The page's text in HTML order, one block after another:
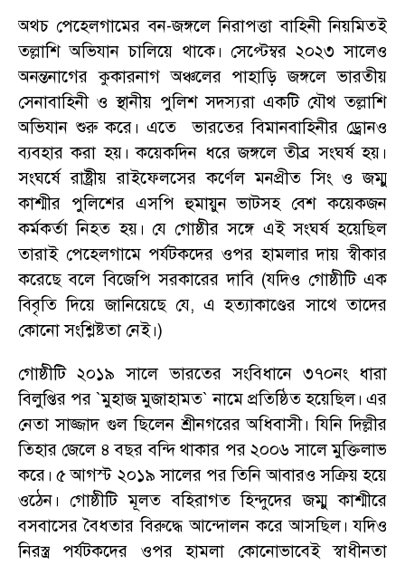
অথচ পেহেলগামের বন-জঙ্গলে নিরাপত্তা বাহিনী নিয়মিতই
তল্লাশি অভিযান চালিয়ে থাকে। সেপ্টেম্বর ২০২৩ সালেও
অনন্তনাগের কুকারনাগ অঞ্চলের পাহাড়ি জঙ্গলে ভারতীয়
সেনাবাহিনী ও স্থানীয় পুলিশ সদস্যরা একটি যৌথ তল্লাশি
অভিযান শুরু করে। এতে ভারতের বিমানবাহিনীর ড্রোনও
ব্যবহার করা হয়। কয়েকদিন ধরে জঙ্গলে তীব্র সংঘর্ষ হয়।
সংঘর্ষে রাষ্ট্রীয় রাইফেলসের কর্ণেল মনপ্রীত সিং ও জম্মু
কাশ্মীর পুলিশের এসপি হুমায়ুন ভাটসহ বেশ কয়েকজন
কর্মকর্তা নিহত হয়। যে গোষ্ঠীর সঙ্গে এই সংঘর্ষ হয়েছিল
তারাই পেহেলগামে পর্যটকদের ওপর হামলার দায় স্বীকার
করেছে বলে বিজেপি সরকারের দাবি (যদিও গোষ্ঠীটি এক
বিবৃতি দিয়ে জানিয়েছে যে,এ হত্যাকাণ্ডের সাথে তাদের
কোনো সংশ্লিষ্টতা নেই।)
গোষ্ঠীটি ২০১৯ সালে ভারতের সংবিধানে ৩৭০নং ধারা
বিলুপ্তির পর`মুহাজ মুজাহামত` নামে প্রতিষ্ঠিত হয়েছিল। এর
নেতা সাজ্জাদ গুল ছিলেন শ্রীনগরের অধিবাসী। যিনি দিল্লীর
তিহার জেলে ৪ বছর বন্দি থাকার পর ২০০৬ সালে মুক্তিলাভ
করে। ৫ আগস্ট ২০১৯ সালের পর তিনি আবারও সক্রিয় হয়ে
ওঠেন।
গোষ্ঠীটি মূলত বহিরাগত হিন্দুদের জম্মু কাশ্মীরে
বসবাসের বৈধতার বিরুদ্ধে আন্দোলন করে আসছিল। যদিও
নিরস্ত্র পর্যটকদের ওপর হামলা কোনোভাবেই স্বাধীনতা